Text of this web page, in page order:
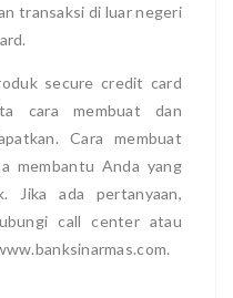
transaksi di luar negeri
secure credit card
cara membuat dan
Cara membuat
membantu Anda yang
Jika ada pertanyaan,
call center atau